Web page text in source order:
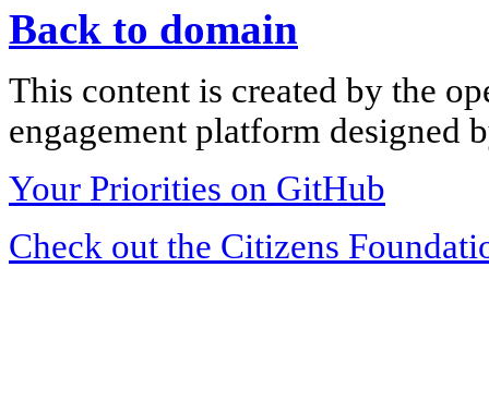
Back to domain
This content is created by the
engagement platform designed
Your Priorities on GitHub
Check out the Citizens